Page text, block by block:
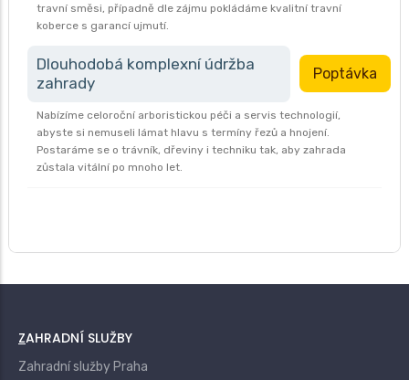
travní směsi, případně dle zájmu pokládáme kvalitní travní
koberce s garancí ujmutí.
Dlouhodobá komplexní údržba
zahrady
Poptávka
Nabízíme celoroční arboristickou péči a servis technologií,
abyste si nemuseli lámat hlavu s termíny řezů a hnojení.
Postaráme se o trávník, dřeviny i techniku tak, aby zahrada
zůstala vitální po mnoho let.
ZAHRADNÍ SLUŽBY
Zahradní služby Praha